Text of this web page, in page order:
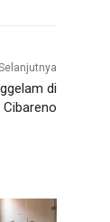
di
Cibareno